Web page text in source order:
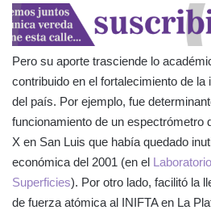
Pero su aporte trasciende lo
contribuido en el fortalecimiento de
del país. Por ejemplo, fue
funcionamiento de un espectrómetro
X en San Luis que había quedado
económica del 2001 (en el
Superficies). Por otro lado, facilitó la
de fuerza atómica al INIFTA en La